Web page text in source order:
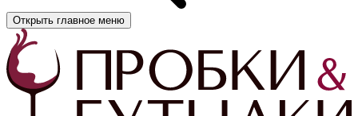
Открыть главное меню